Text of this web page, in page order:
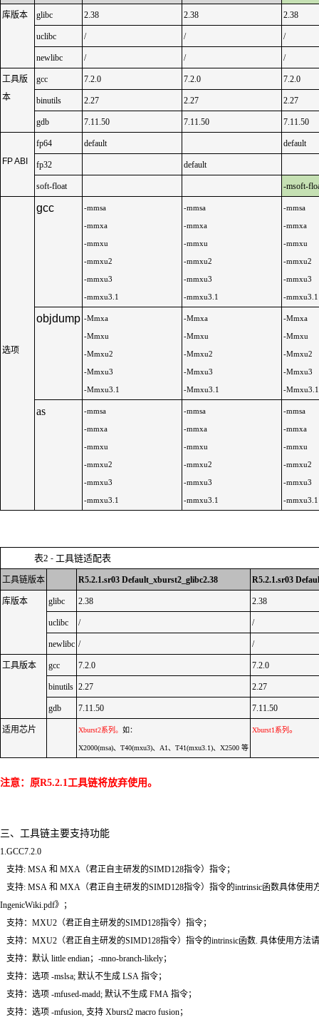
库版本 glibc 2.38 2.38 2.38
uclibc / / /
newlibc / / /
工具版
本
gcc 7.2.0 7.2.0 7.2.0
binutils 2.27 2.27 2.27
gdb 7.11.50 7.11.50 7.11.50
FP ABI
fp64 default default
fp32 default
soft-float -msoft-
选项
gcc -mmsa
-mmxa
-mmxu
-mmxu2
-mmxu3
-mmxu3.1
-mmsa
-mmxa
-mmxu
-mmxu2
-mmxu3
-mmxu3.1
-mmsa
-mmxa
-mmxu
-mmxu2
-mmxu3
-mmxu3.1
objdump -Mmxa
-Mmxu
-Mmxu2
-Mmxu3
-Mmxu3.1
-Mmxa
-Mmxu
-Mmxu2
-Mmxu3
-Mmxu3.1
-Mmxa
-Mmxu
-Mmxu2
-Mmxu3
-Mmxu3.1
as -mmsa
-mmxa
-mmxu
-mmxu2
-mmxu3
-mmxu3.1
-mmsa
-mmxa
-mmxu
-mmxu2
-mmxu3
-mmxu3.1
-mmsa
-mmxa
-mmxu
-mmxu2
-mmxu3
-mmxu3.1
表2 - 工具链适配表
工具链版本 R5.2.1.sr03 Default_xburst2_glibc2.38 R5.2.1.sr03
库版本 glibc 2.38 2.38
uclibc / /
newlibc / /
工具版本 gcc 7.2.0 7.2.0
binutils 2.27 2.27
gdb 7.11.50 7.11.50
适用芯片 Xburst2系列。 如：
X2000(msa)、T40(mxu3)、A1、T41(mxu3.1)、X2500 等
Xburst1系列 。
注意：原R5.2.1工具链将放弃使用。
三、工具链主要支持功能
1.GCC7.2.0
支持: MSA 和 MXA（君正自主研发的SIMD128指令）指令；
支持: MSA 和 MXA（君正自主研发的SIMD128指令）指令的intrinsic函数具体使用
IngenicWiki.pdf》；
支持：MXU2（君正自主研发的SIMD128指令）指令；
支持：MXU2（君正自主研发的SIMD128指令）指令的intrinsic函数. 具体使用方法
支持：默认 little endian；-mno-branch-likely；
支持：选项 -mslsa; 默认不生成 LSA 指令；
支持：选项 -mfused-madd; 默认不生成 FMA 指令；
支持：选项 -mfusion, 支持 Xburst2 macro fusion；